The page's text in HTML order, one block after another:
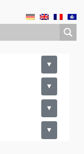
▼
▼
▼
▼